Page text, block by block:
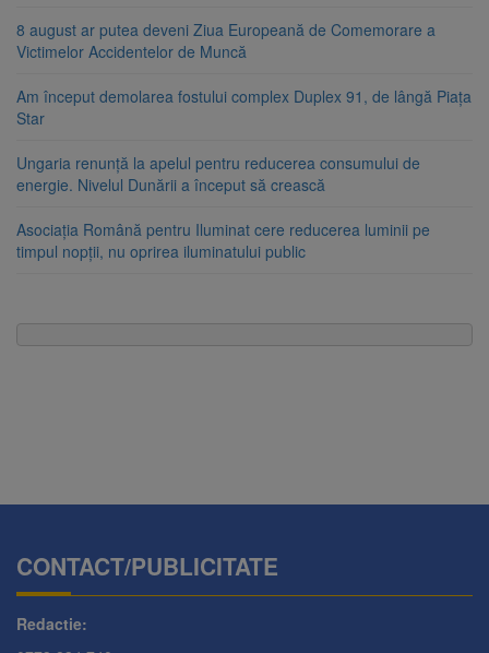
8 august ar putea deveni Ziua Europeană de Comemorare a
Victimelor Accidentelor de Muncă
Am început demolarea fostului complex Duplex 91, de lângă Piața
Star
Ungaria renunță la apelul pentru reducerea consumului de
energie. Nivelul Dunării a început să crească
Asociația Română pentru Iluminat cere reducerea luminii pe
timpul nopții, nu oprirea iluminatului public
CONTACT/PUBLICITATE
Redactie: